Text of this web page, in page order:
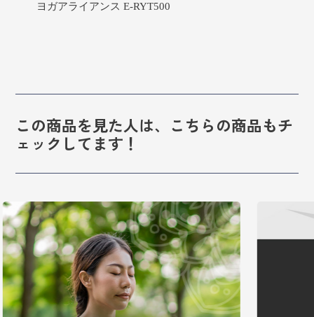
ヨガアライアンス E-RYT500
この商品を見た人は、こちらの商品もチ
ェックしてます！